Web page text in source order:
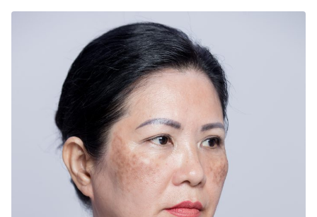
Khách hàng thực tế